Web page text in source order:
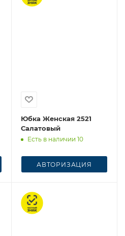
Юбка Женская 2521
Салатовый
Есть в наличии 10
АВТОРИЗАЦИЯ
Честный знак